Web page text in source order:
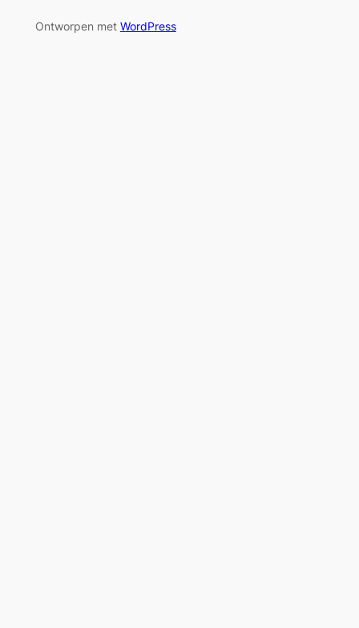
Ontworpen met WordPress